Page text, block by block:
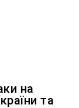
на
та